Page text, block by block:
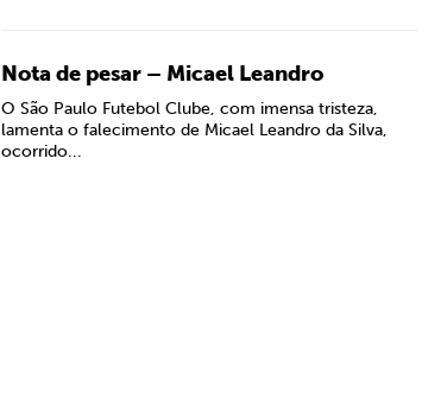
Nota de pesar – Micael Leandro
O São Paulo Futebol Clube, com imensa tristeza,
lamenta o falecimento de Micael Leandro da Silva,
ocorrido...